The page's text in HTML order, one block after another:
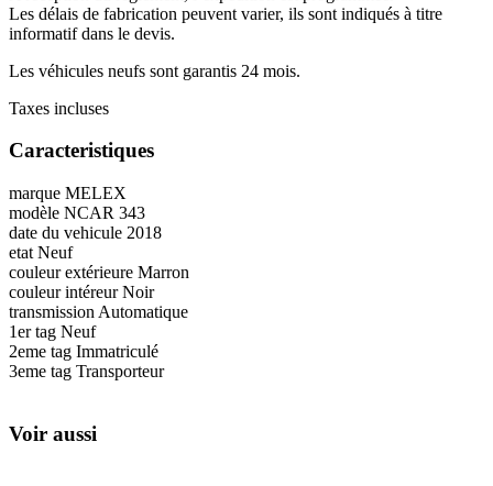
Les délais de fabrication peuvent varier, ils sont indiqués à titre
informatif dans le devis.
Les véhicules neufs sont garantis 24 mois.
Taxes incluses
Caracteristiques
marque MELEX
modèle NCAR 343
date du vehicule 2018
etat Neuf
couleur extérieure Marron
couleur intéreur Noir
transmission Automatique
1er tag Neuf
2eme tag Immatriculé
3eme tag Transporteur
Voir aussi